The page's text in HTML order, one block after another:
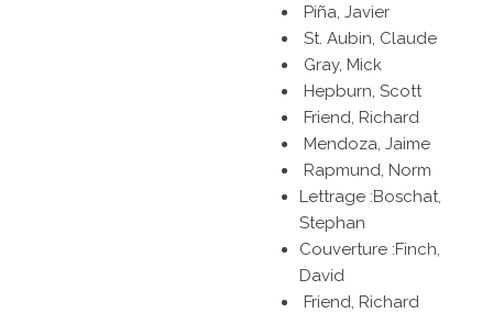
Piña, Javier
St. Aubin, Claude
Gray, Mick
Hepburn, Scott
Friend, Richard
Mendoza, Jaime
Rapmund, Norm
Lettrage :Boschat,
Stephan
Couverture :Finch,
David
Friend, Richard